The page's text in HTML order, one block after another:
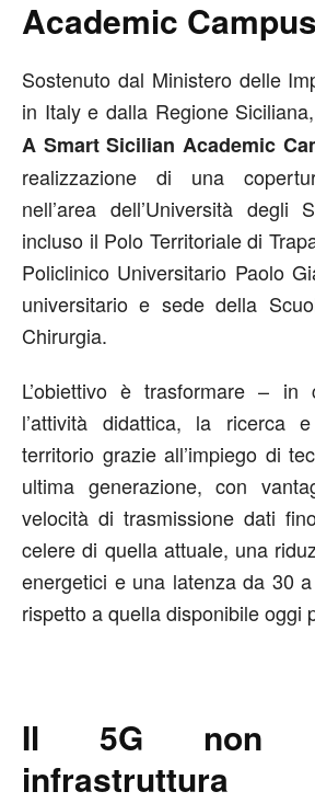
Academic Campus
Sostenuto dal Ministero delle
in Italy e dalla Regione
A Smart Sicilian Academic
realizzazione di una
nell’area dell’Università degli
incluso il Polo Territoriale di
Policlinico Universitario Paolo
universitario e sede della
Chirurgia.
L’obiettivo è trasformare – in
l’attività didattica, la
territorio grazie all’impiego di
ultima generazione, con
velocità di trasmissione dati
celere di quella attuale, una
energetici e una latenza da 30
rispetto a quella disponibile oggi
Il 5G non
infrastruttura